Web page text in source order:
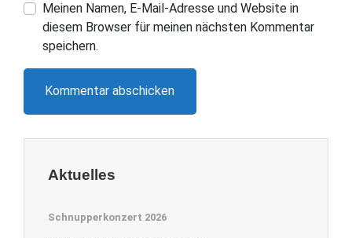
Meinen Namen, E-Mail-Adresse und Website in
diesem Browser für meinen nächsten Kommentar
speichern.
Aktuelles
Schnupperkonzert 2026